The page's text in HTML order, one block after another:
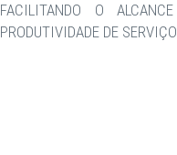
FACILITANDO O
PRODUTIVIDADE DE